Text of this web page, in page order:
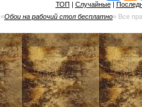
ТОП | Случайные|
«Обои на рабочий стол бесплатно» Все